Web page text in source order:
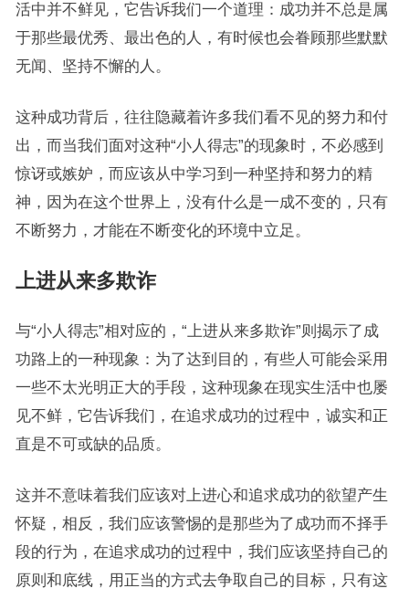
活中并不鲜见，它告诉我们一个道理：成功并不总是属
于那些最优秀、最出色的人，有时候也会眷顾那些默默
无闻、坚持不懈的人。
这种成功背后，往往隐藏着许多我们看不见的努力和付
出，而当我们面对这种“小人得志”的现象时，不必感到
惊讶或嫉妒，而应该从中学习到一种坚持和努力的精
神，因为在这个世界上，没有什么是一成不变的，只有
不断努力，才能在不断变化的环境中立足。
上进从来多欺诈
与“小人得志”相对应的，“上进从来多欺诈”则揭示了成
功路上的一种现象：为了达到目的，有些人可能会采用
一些不太光明正大的手段，这种现象在现实生活中也屡
见不鲜，它告诉我们，在追求成功的过程中，诚实和正
直是不可或缺的品质。
这并不意味着我们应该对上进心和追求成功的欲望产生
怀疑，相反，我们应该警惕的是那些为了成功而不择手
段的行为，在追求成功的过程中，我们应该坚持自己的
原则和底线，用正当的方式去争取自己的目标，只有这